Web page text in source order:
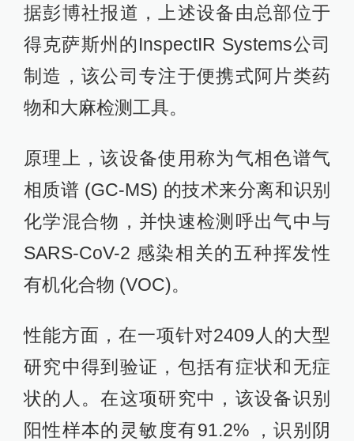
据彭博社报道，上述设备由总部位于
得克萨斯州的InspectIR Systems公司
制造，该公司专注于便携式阿片类药
物和大麻检测工具。
原理上，该设备使用称为气相色谱气
相质谱 (GC-MS) 的技术来分离和识别
化学混合物，并快速检测呼出气中与
SARS-CoV-2 感染相关的五种挥发性
有机化合物 (VOC)。
性能方面，在一项针对2409人的大型
研究中得到验证，包括有症状和无症
状的人。在这项研究中，该设备识别
阳性样本的灵敏度有91.2% ，识别阴